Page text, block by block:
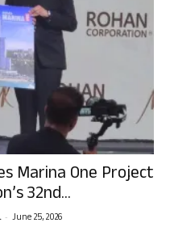
Marina One Project
32nd...
- June 25, 2026